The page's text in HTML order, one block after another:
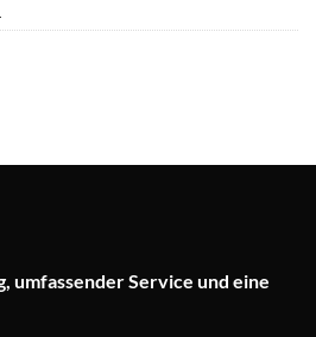
umfassender Service und eine